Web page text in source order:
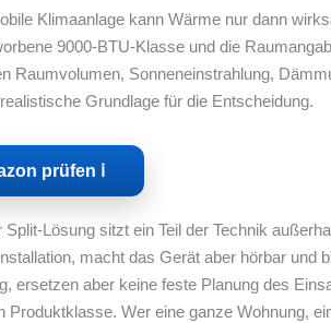
Klimaanlage kann Wärme nur dann
9000-BTU-Klasse und die
Raumvolumen, Sonneneinstrahlung,
Grundlage für die Entscheidung.
prüfen ℹ︎
Lösung sitzt ein Teil der Technik
macht das Gerät aber hörbar und
ersetzen aber keine feste Planung des
Wer eine ganze Wohnung,